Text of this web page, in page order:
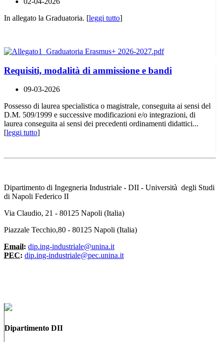
In allegato la Graduatoria. [leggi tutto]
Requisiti, modalità di ammissione e bandi
09-03-2026
Possesso di laurea specialistica o magistrale, conseguita ai sensi del
D.M. 509/1999 e successive modificazioni e/o integrazioni, di
laurea conseguita ai sensi dei precedenti ordinamenti didattici...
[leggi tutto]
Dipartimento di Ingegneria Industriale - DII - Università degli Studi
di Napoli Federico II
Via Claudio, 21 - 80125 Napoli (Italia)
Piazzale Tecchio,80 - 80125 Napoli (Italia)
Email: dip.ing-industriale@unina.it
PEC: dip.ing-industriale@pec.unina.it
Dipartimento DII